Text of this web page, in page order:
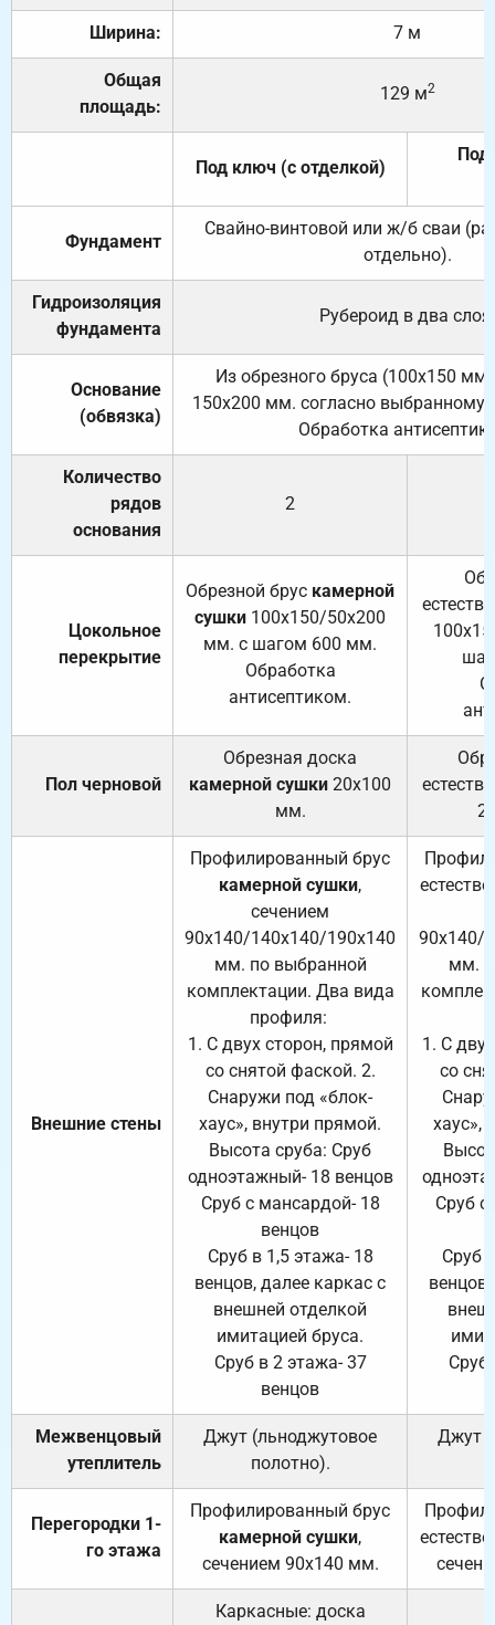
Ширина: 7 м
Общая
площадь:
129 м2
Под ключ (с отделкой)
Под
Фундамент
Свайно-винтовой или ж/б сваи
отдельно).
Гидроизоляция
фундамента
Рубероид в два слоя.
Основание
(обвязка)
Из обрезного бруса (100х150
150х200 мм. согласно выбранному
Обработка
Количество
рядов
основания
2
Цокольное
перекрытие
Обрезной брус камерной
сушки 100х150/50х200
мм. с шагом 600 мм.
Обработка
антисептиком.
Пол черновой
Обрезная доска
камерной сушки 20х100
мм.
Внешние стены
Профилированный брус
камерной сушки,
сечением
90х140/140х140/190х140
мм. по выбранной
комплектации. Два вида
профиля:
1. С двух сторон, прямой
со снятой фаской. 2.
Снаружи под «блок-
хаус», внутри прямой.
Высота сруба: Сруб
одноэтажный- 18 венцов
Сруб с мансардой- 18
венцов
Сруб в 1,5 этажа- 18
венцов, далее каркас с
внешней отделкой
имитацией бруса.
Сруб в 2 этажа- 37
венцов
90х140/
мм.
1. С
со
хаус»,
Сруб с
Сруб
Сруб
Межвенцовый
утеплитель
Джут (льноджутовое
полотно).
Джут
Перегородки 1-
го этажа
Профилированный брус
камерной сушки,
сечением 90х140 мм.
Каркасные: доска